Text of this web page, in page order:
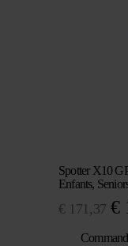
Spotter X10
Enfants,
€ 171,37 €